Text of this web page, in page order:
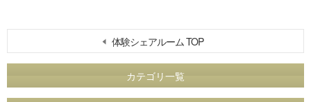
体験シェアルーム TOP
カテゴリ一覧